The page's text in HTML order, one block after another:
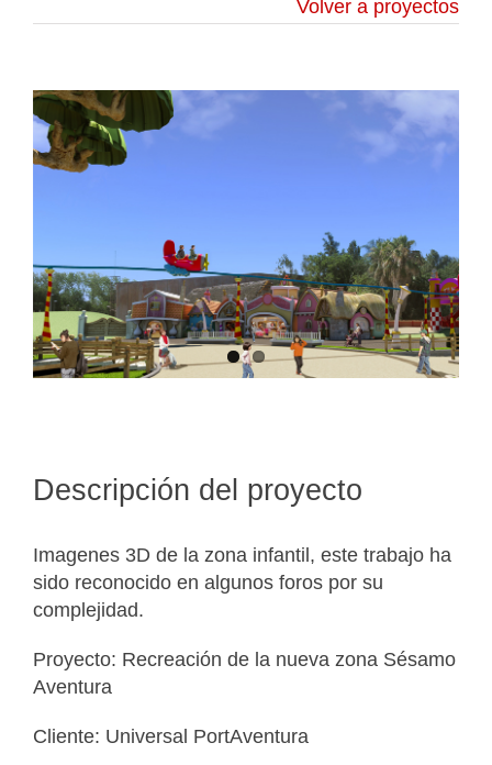
Volver a proyectos
Descripción del proyecto
Imagenes 3D de la zona infantil, este trabajo ha
sido reconocido en algunos foros por su
complejidad.
Proyecto: Recreación de la nueva zona Sésamo
Aventura
Cliente: Universal PortAventura